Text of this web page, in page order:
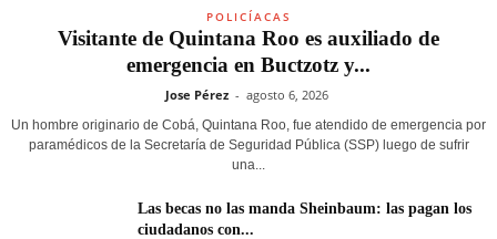
POLICÍACAS
Visitante de Quintana Roo es auxiliado de
emergencia en Buctzotz y...
Jose Pérez - agosto 6, 2026
Un hombre originario de Cobá, Quintana Roo, fue atendido de emergencia por
paramédicos de la Secretaría de Seguridad Pública (SSP) luego de sufrir
una...
Las becas no las manda Sheinbaum: las pagan los
ciudadanos con...